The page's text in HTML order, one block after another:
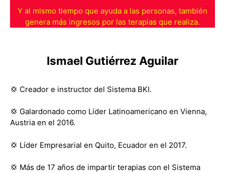
Y al mismo tiempo que ayuda a las personas, también
genera más ingresos por las terapias que realiza.
Ismael Gutiérrez Aguilar
💢 Creador e instructor del Sistema BKI.
💢 Galardonado como Líder Latinoamericano en Vienna,
Austria en el 2016.
💢 Líder Empresarial en Quito, Ecuador en el 2017.
💢 Más de 17 años de impartir terapias con el Sistema